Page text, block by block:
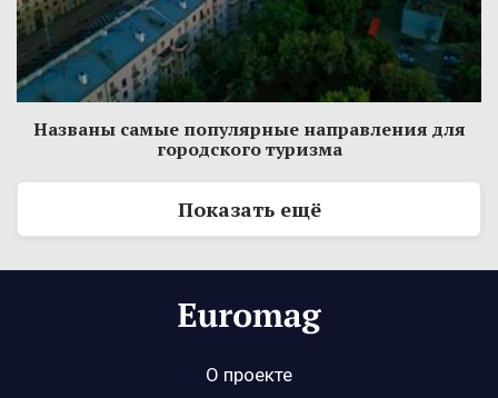
Названы самые популярные направления для
городского туризма
Показать ещё
О проекте